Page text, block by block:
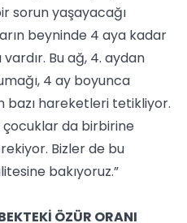
sorun yaşayacağı
beyninde 4 aya kadar
Bu ağ, 4. aydan
4 ay boyunca
bazı hareketleri tetikliyor.
çocuklar da birbirine
Bizler de bu
bakıyoruz.”
ÖZÜR ORANI